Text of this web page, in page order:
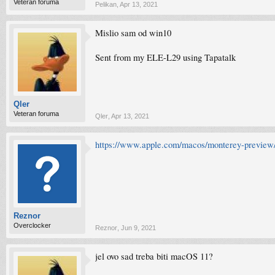
Veteran foruma Pelikan Apr 13, 2021
Qler
Veteran foruma
Mislio sam od win10
Sent from my ELE-L29 using Tapatalk
Qler Apr 13, 2021
Reznor
Overclocker
https://www.apple.com/macos/monterey-
Reznor Jun 9, 2021
jel ovo sad treba biti macOS 11?